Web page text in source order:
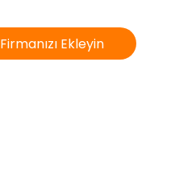
Firmanızı Ekleyin